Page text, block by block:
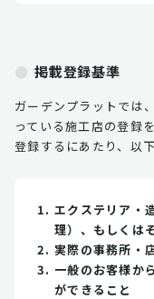
掲載登録基準
ガーデンプラットでは
っている施工店の登録
登録するにあたり、以
エクステリア・
理）、もしくは
実際の事務所・
一般のお客様か
ができること